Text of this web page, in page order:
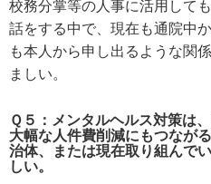
校務分掌等の人事に活用して
話をする中で、現在も通院中
も本人から申し出るような関
ましい。
Ｑ５：メンタルヘルス対策は
大幅な人件費削減にもつなが
治体、または現在取り組んで
しい。